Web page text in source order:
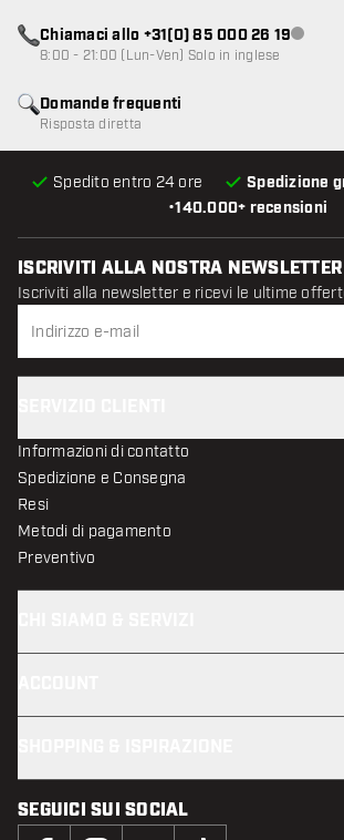
•140.000+ recensioni
Spedito entro 24 ore Spedizione
Domande frequenti
Risposta diretta
Chiamaci allo +31(0) 85 000 26 19
8:00 - 21:00 (Lun-Ven) Solo in inglese
ISCRIVITI ALLA NOSTRA NEWSLETTER
Iscriviti alla newsletter e ricevi le ultime
Informazioni di contatto
Spedizione e Consegna
Resi
Metodi di pagamento
Preventivo
SEGUICI SUI SOCIAL